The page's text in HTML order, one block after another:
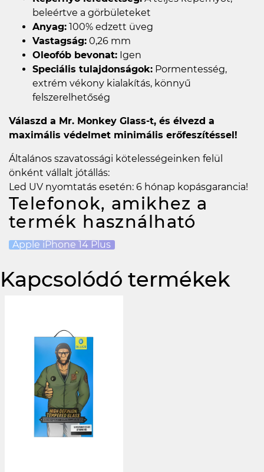
beleértve a görbületeket
Anyag: 100% edzett üveg
Vastagság: 0,26 mm
Oleofób bevonat: Igen
Speciális tulajdonságok: Pormentesség,
extrém vékony kialakítás, könnyű
felszerelhetőség
Válaszd a Mr. Monkey Glass-t, és élvezd a
maximális védelmet minimális erőfeszítéssel!
Általános szavatossági kötelességeinken felül
önként vállalt jótállás:
Led UV nyomtatás esetén: 6 hónap kopásgarancia!
Telefonok, amikhez a
termék használható
Apple iPhone 14 Plus
Kapcsolódó termékek